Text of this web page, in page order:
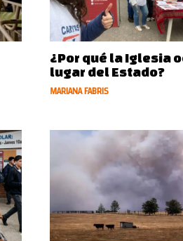
¿Por qué la Iglesia
lugar del Estado?
MARIANA FABRIS